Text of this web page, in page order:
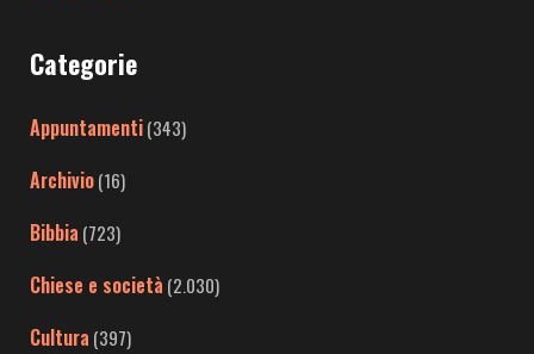
Categorie
Appuntamenti(343)
Archivio(16)
Bibbia (723)
Chiese e società (2.030)
Cultura (397)